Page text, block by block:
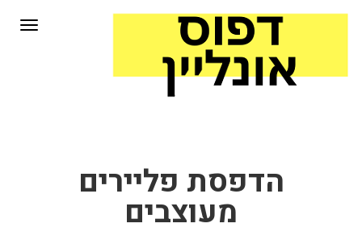
הדפסת פליירים
מעוצבים